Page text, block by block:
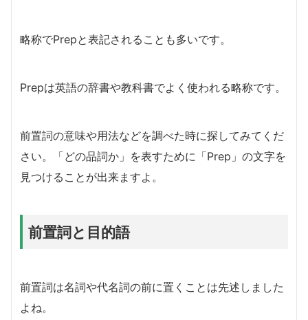
略称でPrepと表記されることも多いです。
Prepは英語の辞書や教科書でよく使われる略称です。
前置詞の意味や用法などを調べた時に探してみてくだ
さい。「どの品詞か」を表すために「Prep」の文字を
見つけることが出来ますよ。
前置詞と目的語
前置詞は名詞や代名詞の前に置くことは先述しました
よね。